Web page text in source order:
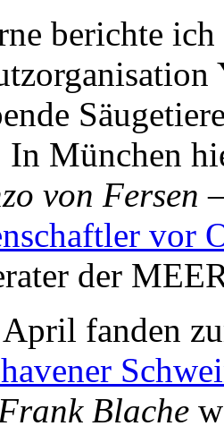
berichte
München
von Fersen
vor
der
fanden
Blache